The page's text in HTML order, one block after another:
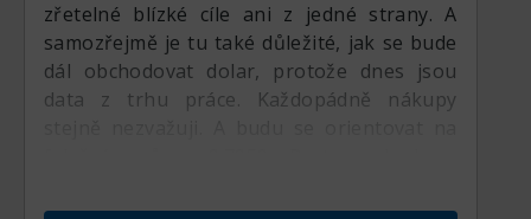
zřetelné blízké cíle ani z jedné strany. A
samozřejmě je tu také důležité, jak se bude
dál obchodovat dolar, protože dnes jsou
data z trhu práce. Každopádně nákupy
se stopem.